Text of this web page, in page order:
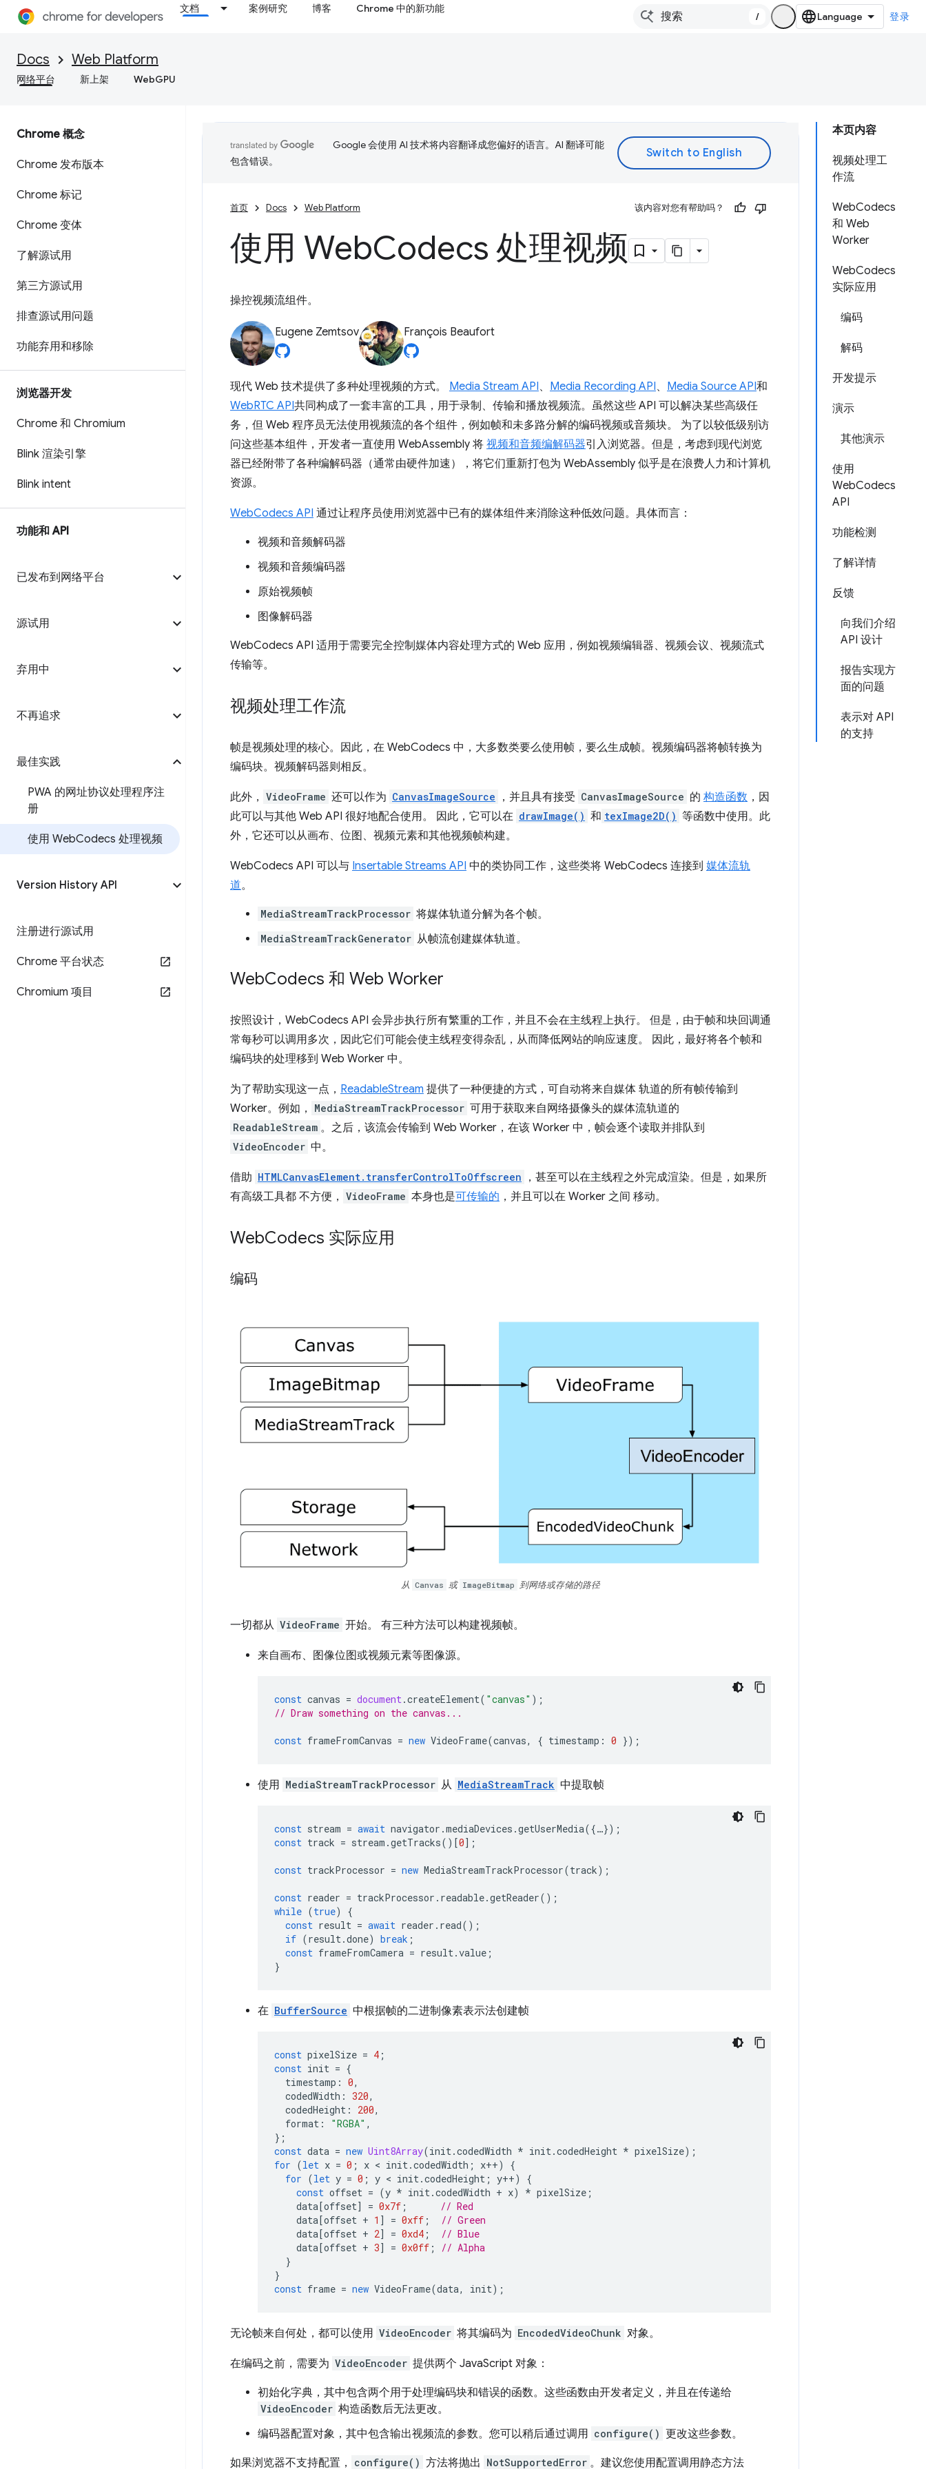
文档 案例研究 博客 Chrome 中的新功能
/ 登录
Docs Web Platform
网络平台 新上架 WebGPU
Chrome 概念
Chrome 发布版本
Chrome 标记
Chrome 变体
了解源试用
第三方源试用
排查源试用问题
功能弃用和移除
浏览器开发
Chrome 和 Chromium
Blink 渲染引擎
Blink intent
功能和 API
已发布到网络平台
源试用
弃用中
不再追求
最佳实践
PWA 的网址协议处理程序注
册
使用 WebCodecs 处理视频
Version History API
注册进行源试用
Chrome 平台状态
Chromium 项目
本页内容
视频处理工
作流
WebCodecs
和 Web
Worker
WebCodecs
实际应用
编码
解码
开发提示
演示
其他演示
使用
WebCodecs
API
功能检测
了解详情
反馈
向我们介绍
API 设计
报告实现方
面的问题
表示对 API
的支持
Google 会使用 AI 技术将内容翻译成您偏好的语言。AI 翻译可能
包含错误。
首页 Docs Web Platform 该内容对您有帮助吗？
使用 WebCodecs 处理视频
操控视频流组件。
Eugene Zemtsov François Beaufort
现代 Web 技术提供了多种处理视频的方式。 Media Stream API、 Media Recording API、 Media Source API和
WebRTC API共同构成了一套丰富的工具，用于录制、传输和播放视频流。虽然这些 API 可以解决某些高级任
务，但 Web 程序员无法使用视频流的各个组件，例如帧和未多路分解的编码视频或音频块。 为了以较低级别访
问这些基本组件，开发者一直使用 WebAssembly 将 视频和音频编解码器引入浏览器。但是，考虑到现代浏览
器已经附带了各种编解码器（通常由硬件加速），将它们重新打包为 WebAssembly 似乎是在浪费人力和计算机
资源。
WebCodecs API 通过让程序员使用浏览器中已有的媒体组件来消除这种低效问题。具体而言：
视频和音频解码器
视频和音频编码器
原始视频帧
图像解码器
WebCodecs API 适用于需要完全控制媒体内容处理方式的 Web 应用，例如视频编辑器、视频会议、视频流式
传输等。
视频处理工作流
帧是视频处理的核心。因此，在 WebCodecs 中，大多数类要么使用帧，要么生成帧。视频编码器将帧转换为
编码块。视频解码器则相反。
此外， VideoFrame 还可以作为 CanvasImageSource ，并且具有接受 CanvasImageSource 的 构造函数 ，因
此可以与其他 Web API 很好地配合使用。 因此，它可以在 drawImage() 和 texImage2D() 等函数中使用。此
外，它还可以从画布、位图、视频元素和其他视频帧构建。
WebCodecs API 可以与 Insertable Streams API 中的类协同工作，这些类将 WebCodecs 连接到 媒体流轨
道。
MediaStreamTrackProcessor 将媒体轨道分解为各个帧。
MediaStreamTrackGenerator 从帧流创建媒体轨道。
WebCodecs 和 Web Worker
按照设计，WebCodecs API 会异步执行所有繁重的工作，并且不会在主线程上执行。 但是，由于帧和块回调通
常每秒可以调用多次，因此它们可能会使主线程变得杂乱，从而降低网站的响应速度。 因此，最好将各个帧和
编码块的处理移到 Web Worker 中。
为了帮助实现这一点， ReadableStream 提供了一种便捷的方式，可自动将来自媒体 轨道的所有帧传输到
Worker。例如，
MediaStreamTrackProcessor 可用于获取来自网络摄像头的媒体流轨道的
ReadableStream 。之后，该流会传输到 Web Worker，在该 Worker 中，帧会逐个读取并排队到
VideoEncoder 中。
借助 HTMLCanvasElement.transferControlToOffscreen
，甚至可以在主线程之外完成渲染。但是，如果所
有高级工具都 不方便， VideoFrame 本身也是可传输的 ，并且可以在 Worker 之间 移动。
WebCodecs 实际应用
编码
从 Canvas 或 ImageBitmap 到网络或存储的路径
一切都从 VideoFrame 开始。 有三种方法可以构建视频帧。
来自画布、图像位图或视频元素等图像源。
const canvas = document.createElement( "canvas" );
// Draw something on the canvas...
const frameFromCanvas = new VideoFrame(canvas, { timestamp : 0 });
使用 MediaStreamTrackProcessor 从 MediaStreamTrack 中提取帧
const stream = await navigator .mediaDevices .getUserMedia({…});
const track = stream .getTracks()[0];
const trackProcessor = new MediaStreamTrackProcessor(track);
const reader = trackProcessor . readable.getReader();
while (true)
{
const result = await reader . read();
if (result.done) break ;
const frameFromCamera = result.value ;
}
在 BufferSource 中根据帧的二进制像素表示法创建帧
const pixelSize = 4 ;
const init = {
timestamp : 0,
codedWidth : 320,
codedHeight : 200,
format : "RGBA" ,
};
const data = new Uint8Array(init.codedWidth * init.codedHeight * pixelSize);
for (let x = 0 ; x < init.codedWidth ; x++)
{
for (let y = 0 ; y < init.codedHeight ; y++)
{
const offset = (y * init.codedWidth + x) * pixelSize ;
data[offset] = 0x7f ;
// Red
data[offset + 1 ] = 0xff ;
// Green
data[offset + 2] = 0xd4 ;
// Blue
data[offset + 3] = 0x0ff ;
// Alpha
}
}
const frame = new VideoFrame(data, init);
无论帧来自何处，都可以使用 VideoEncoder 将其编码为 EncodedVideoChunk 对象。
在编码之前，需要为 VideoEncoder 提供两个 JavaScript 对象：
初始化字典，其中包含两个用于处理编码块和错误的函数。这些函数由开发者定义，并且在传递给
VideoEncoder 构造函数后无法更改。
编码器配置对象，其中包含输出视频流的参数。您可以稍后通过调用 configure() 更改这些参数。
如果浏览器不支持配置， configure() 方法将抛出 NotSupportedError 。建议您使用配置调用静态方法